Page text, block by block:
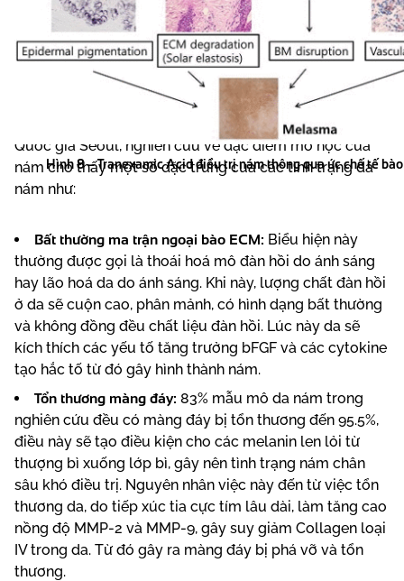
Hình 8 – Tranexamic Acid điều trị nám thông qua ức chế tế
năm 2016 của Khoa Y, Đại học
Quốc gia Seoul, nghiên cứu về đặc điểm mô học của
nám cho thấy một số đặc trưng của các tình trạng da
nám như:
Bất thường ma trận ngoại bào ECM: Biểu hiện này
thường được gọi là thoái hoá mô đàn hồi do ánh sáng
hay lão hoá da do ánh sáng. Khi này, lượng chất đàn hồi
ở da sẽ cuộn cao, phân mảnh, có hình dạng bất thường
và không đồng đều chất liệu đàn hồi. Lúc này da sẽ
kích thích các yếu tố tăng trưởng bFGF và các cytokine
tạo hắc tố từ đó gây hình thành nám.
Tổn thương màng đáy: 83% mẫu mô da nám trong
nghiên cứu đều có màng đáy bị tổn thương đến 95.5%,
điều này sẽ tạo điều kiện cho các melanin len lỏi từ
thượng bì xuống lớp bì, gây nên tình trạng nám chân
sâu khó điều trị. Nguyên nhân việc này đến từ việc tổn
thương da, do tiếp xúc tia cực tím lâu dài, làm tăng cao
nồng độ MMP-2 và MMP-9, gây suy giảm Collagen loại
IV trong da. Từ đó gây ra màng đáy bị phá vỡ và tổn
thương.